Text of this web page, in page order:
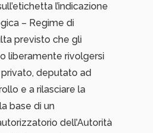
l’indicazione
– Regime di
previsto che gli
liberamente rivolgersi
deputato ad
e a rilasciare la
base di un
dell’Autorità